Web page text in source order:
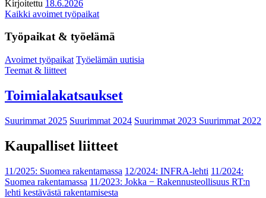
Kirjoitettu 18.6.2026
Kaikki avoimet työpaikat
Työpaikat & työelämä
Avoimet työpaikat Työelämän uutisia
Teemat & liitteet
Toimialakatsaukset
Suurimmat 2025 Suurimmat 2024 Suurimmat 2023 Suurimmat 2022
Kaupalliset liitteet
11/2025: Suomea rakentamassa 12/2024: INFRA-lehti 11/2024:
Suomea rakentamassa 11/2023: Jokka − Rakennusteollisuus RT:n
lehti kestävästä rakentamisesta